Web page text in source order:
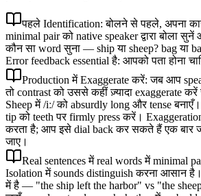
पहले Identification: बोलने से पहले, अपना
minimal pair को native speaker द्वारा बोला
कौन सा word सुना — ship या sheep? bag या
Error feedback essential है: आपको पता होना
Production में Exaggerate करें: जब आप
तो contrast को उससे कहीं ज़्यादा exaggerate
Sheep में /iː/ को absurdly long और tense
tip को teeth पर firmly press करें।
करता है; आप इसे dial back कर सकते हैं एक बार
जाए।
Real sentences में real words में minimal
Isolation में sounds distinguish करना आसान
में है — "the ship left the harbor" vs "the